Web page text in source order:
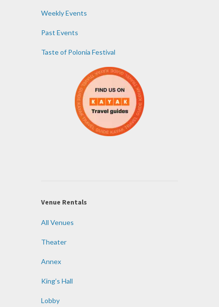
Weekly Events
Past Events
Taste of Polonia Festival
Venue Rentals
All Venues
Theater
Annex
King’s Hall
Lobby